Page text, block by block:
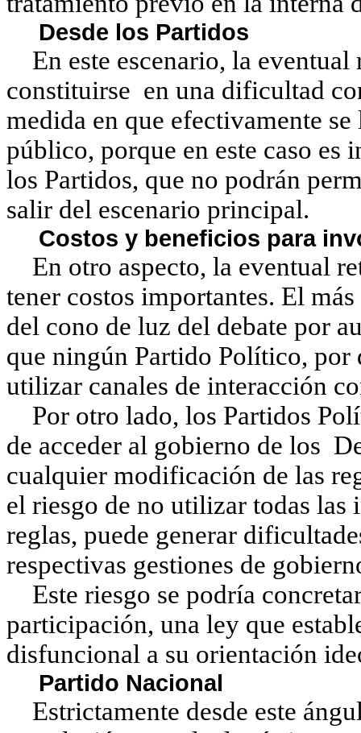
Desde los Partidos
En este escenario, la eventual
constituirse en una dificultad
medida en que efectivamente
público, porque en este caso
los Partidos, que no podrán
salir del escenario principal.
Costos y beneficios para
En otro aspecto, la eventual
tener costos importantes. El
del cono de luz del debate por
que ningún Partido Político, por
utilizar canales de interacción
Por otro lado, los Partidos
de acceder al gobierno de los
cualquier modificación de las
el riesgo de no utilizar todas las
reglas, puede generar
respectivas gestiones de
Este riesgo se podría
participación, una ley que
disfuncional a su orientación
Partido Nacional
Estrictamente desde este